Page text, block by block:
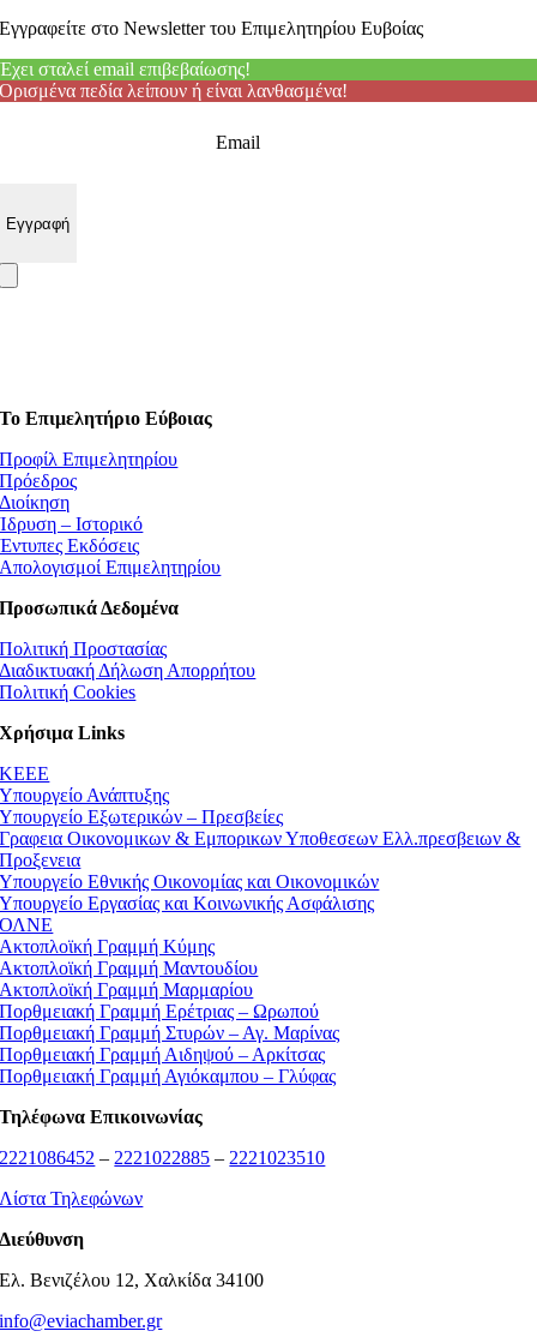
Εγγραφείτε στο Newsletter του Επιμελητηρίου Ευβοίας
Έχει σταλεί email επιβεβαίωσης!
Ορισμένα πεδία λείπουν ή είναι λανθασμένα!
Email
Το Επιμελητήριο Εύβοιας
Προφίλ Επιμελητηρίου
Πρόεδρος
Διοίκηση
Ίδρυση – Ιστορικό
Έντυπες Εκδόσεις
Απολογισμοί Επιμελητηρίου
Προσωπικά Δεδομένα
Πολιτική Προστασίας
Διαδικτυακή Δήλωση Απορρήτου
Πολιτική Cookies
Χρήσιμα Links
ΚEEE
Υπουργείο Ανάπτυξης
Υπουργείο Εξωτερικών – Πρεσβείες
Γραφεια Οικονομικων & Εμπορικων Υποθεσεων Ελλ.πρεσβειων &
Προξενεια
Υπουργείο Εθνικής Οικονομίας και Οικονομικών
Υπουργείο Εργασίας και Κοινωνικής Ασφάλισης
ΟΛΝΕ
Ακτοπλοϊκή Γραμμή Κύμης
Ακτοπλοϊκή Γραμμή Μαντουδίου
Ακτοπλοϊκή Γραμμή Μαρμαρίου
Πορθμειακή Γραμμή Ερέτριας – Ωρωπού
Πορθμειακή Γραμμή Στυρών – Αγ. Μαρίνας
Πορθμειακή Γραμμή Αιδηψού – Αρκίτσας
Πορθμειακή Γραμμή Αγιόκαμπου – Γλύφας
Τηλέφωνα Επικοινωνίας
2221086452 – 2221022885 – 2221023510
Λίστα Τηλεφώνων
Διεύθυνση
Ελ. Βενιζέλου 12, Χαλκίδα 34100
info@eviachamber.gr